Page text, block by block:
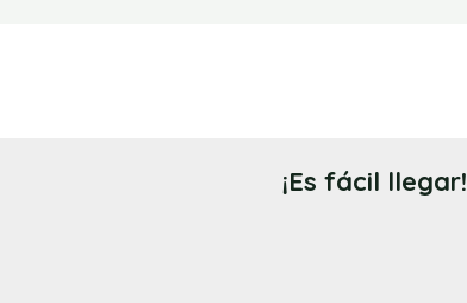
¡Es fácil llegar!